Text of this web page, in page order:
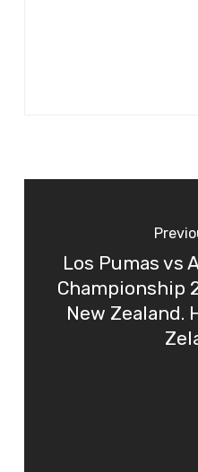
Los Pumas vs
Championship
New Zealand.